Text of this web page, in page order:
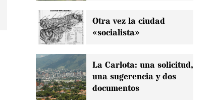
Otra vez la ciudad
«socialista»
La Carlota: una solicitud,
una sugerencia y dos
documentos